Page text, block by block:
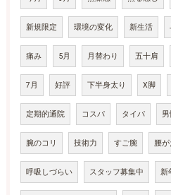
新規限定 環境の変化 新生活
痛み 5月 月替わり 五十肩
7月 好評 下半身太り X脚
定期的通院 コスパ タイパ
腕のコリ 技術力 すご腕 腰
呼吸しづらい スタッフ募集中 新